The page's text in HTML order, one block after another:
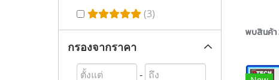
พบสินค้า
(3)
กรองจากราคา
-